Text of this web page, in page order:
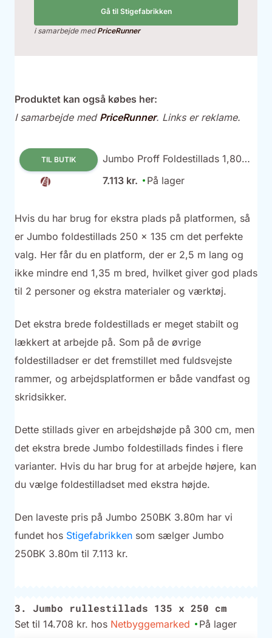
Gå til Stigefabrikken
i samarbejde medPriceRunner
Produktet kan også købes her:
I samarbejde med PriceRunner. Links er reklame.
Jumbo Proff Foldestillads 1,80
m (bred) 135x250 cm
På lager
7.113 kr.
TIL BUTIK
Hvis du har brug for ekstra plads på platformen, så
er Jumbo foldestillads 250 x 135 cm det perfekte
valg. Her får du en platform, der er 2,5 m lang og
ikke mindre end 1,35 m bred, hvilket giver god plads
til 2 personer og ekstra materialer og værktøj.
Det ekstra brede foldestillads er meget stabilt og
lækkert at arbejde på. Som på de øvrige
foldestilladser er det fremstillet med fuldsvejste
rammer, og arbejdsplatformen er både vandfast og
skridsikker.
Dette stillads giver en arbejdshøjde på 300 cm, men
det ekstra brede Jumbo foldestillads findes i flere
varianter. Hvis du har brug for at arbejde højere, kan
du vælge foldestilladset med ekstra højde.
Den laveste pris på Jumbo 250BK 3.80m har vi
fundet hos Stigefabrikken som sælger Jumbo
250BK 3.80m til 7.113 kr.
3. Jumbo rullestillads 135 x 250 cm
Set til 14.708 kr. hos Netbyggemarked På lager